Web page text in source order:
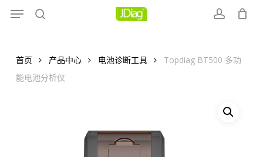
Menu
首页 产品中心 电池诊断工具
Topdiag BT500 多功
能电池分析仪